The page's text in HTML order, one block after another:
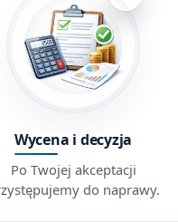
Wycena i decyzja
Po Twojej akceptacji
do naprawy.